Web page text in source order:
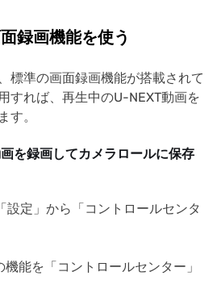
録画機能を使う
標準の画面録画機能が搭載されて
すれば、再生中のU-NEXT動画を
す。
を録画してカメラロールに保存
設定」から「コントロールセンタ
機能を「コントロールセンター」